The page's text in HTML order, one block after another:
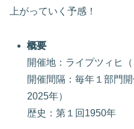
上がっていく予感！
概要
開催地：ライプツィヒ（
開催間隔：毎年１部門
2025年）
歴史：第１回1950年